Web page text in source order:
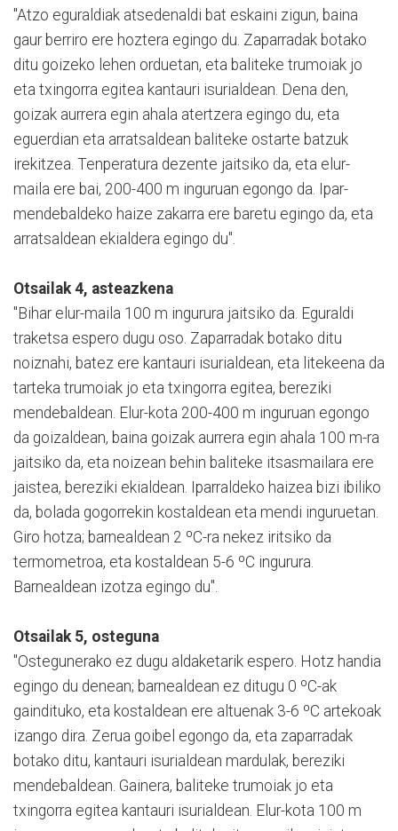
"Atzo eguraldiak atsedenaldi bat eskaini zigun, baina
gaur berriro ere hoztera egingo du. Zaparradak botako
ditu goizeko lehen orduetan, eta baliteke trumoiak jo
eta txingorra egitea kantauri isurialdean. Dena den,
goizak aurrera egin ahala atertzera egingo du, eta
eguerdian eta arratsaldean baliteke ostarte batzuk
irekitzea. Tenperatura dezente jaitsiko da, eta elur-
maila ere bai, 200-400 m inguruan egongo da. Ipar-
mendebaldeko haize zakarra ere baretu egingo da, eta
arratsaldean ekialdera egingo du".
Otsailak 4, asteazkena
"Bihar elur-maila 100 m ingurura jaitsiko da. Eguraldi
traketsa espero dugu oso. Zaparradak botako ditu
noiznahi, batez ere kantauri isurialdean, eta litekeena da
tarteka trumoiak jo eta txingorra egitea, bereziki
mendebaldean. Elur-kota 200-400 m inguruan egongo
da goizaldean, baina goizak aurrera egin ahala 100 m-ra
jaitsiko da, eta noizean behin baliteke itsasmailara ere
jaistea, bereziki ekialdean. Iparraldeko haizea bizi ibiliko
da, bolada gogorrekin kostaldean eta mendi inguruetan.
Giro hotza; barnealdean 2 ºC-ra nekez iritsiko da
termometroa, eta kostaldean 5-6 ºC ingurura.
Barnealdean izotza egingo du".
Otsailak 5, osteguna
"Ostegunerako ez dugu aldaketarik espero. Hotz handia
egingo du denean; barnealdean ez ditugu 0 ºC-ak
gaindituko, eta kostaldean ere altuenak 3-6 ºC artekoak
izango dira. Zerua goibel egongo da, eta zaparradak
botako ditu, kantauri isurialdean mardulak, bereziki
mendebaldean. Gainera, baliteke trumoiak jo eta
txingorra egitea kantauri isurialdean. Elur-kota 100 m